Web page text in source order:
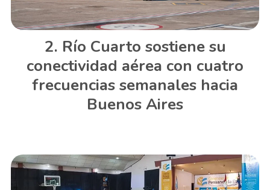
Río Cuarto sostiene su
conectividad aérea con cuatro
frecuencias semanales hacia
Buenos Aires